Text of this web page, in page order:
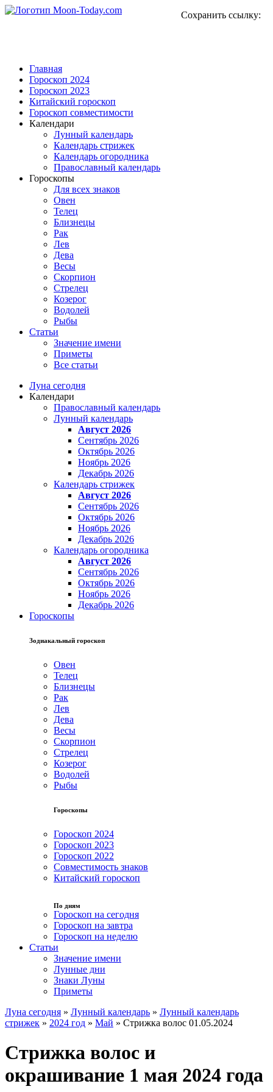
Сохранить ссылку:
Главная
Гороскоп 2024
Гороскоп 2023
Китайский гороскоп
Гороскоп совместимости
Календари
Лунный календарь
Календарь стрижек
Календарь огородника
Православный календарь
Гороскопы
Для всех знаков
Овен
Телец
Близнецы
Рак
Лев
Дева
Весы
Скорпион
Стрелец
Козерог
Водолей
Рыбы
Статьи
Значение имени
Приметы
Все статьи
Луна сегодня
Календари
Православный календарь
Лунный календарь
Август 2026
Сентябрь 2026
Октябрь 2026
Ноябрь 2026
Декабрь 2026
Календарь стрижек
Август 2026
Сентябрь 2026
Октябрь 2026
Ноябрь 2026
Декабрь 2026
Календарь огородника
Август 2026
Сентябрь 2026
Октябрь 2026
Ноябрь 2026
Декабрь 2026
Гороскопы
Зодиакальный гороскоп
Овен
Телец
Близнецы
Рак
Лев
Дева
Весы
Скорпион
Стрелец
Козерог
Водолей
Рыбы
Гороскопы
Гороскоп 2024
Гороскоп 2023
Гороскоп 2022
Совместимость знаков
Китайский гороскоп
По дням
Гороскоп на сегодня
Гороскоп на завтра
Гороскоп на неделю
Статьи
Значение имени
Лунные дни
Знаки Луны
Приметы
Луна сегодня » Лунный календарь » Лунный календарь
стрижек » 2024 год » Май » Стрижка волос 01.05.2024
Стрижка волос и
окрашивание 1 мая 2024 года